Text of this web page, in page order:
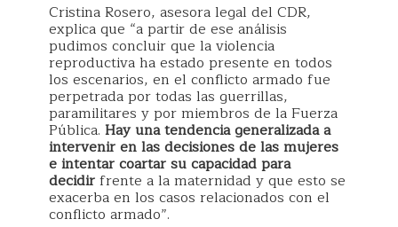
Cristina Rosero, asesora legal del CDR,
explica que “a partir de ese análisis
pudimos concluir que la violencia
reproductiva ha estado presente en todos
los escenarios, en el conflicto armado fue
perpetrada por todas las guerrillas,
paramilitares y por miembros de la Fuerza
Pública. Hay una tendencia generalizada a
intervenir en las decisiones de las mujeres
e intentar coartar su capacidad para
decidirfrente a la maternidad y que esto se
exacerba en los casos relacionados con el
conflicto armado”.